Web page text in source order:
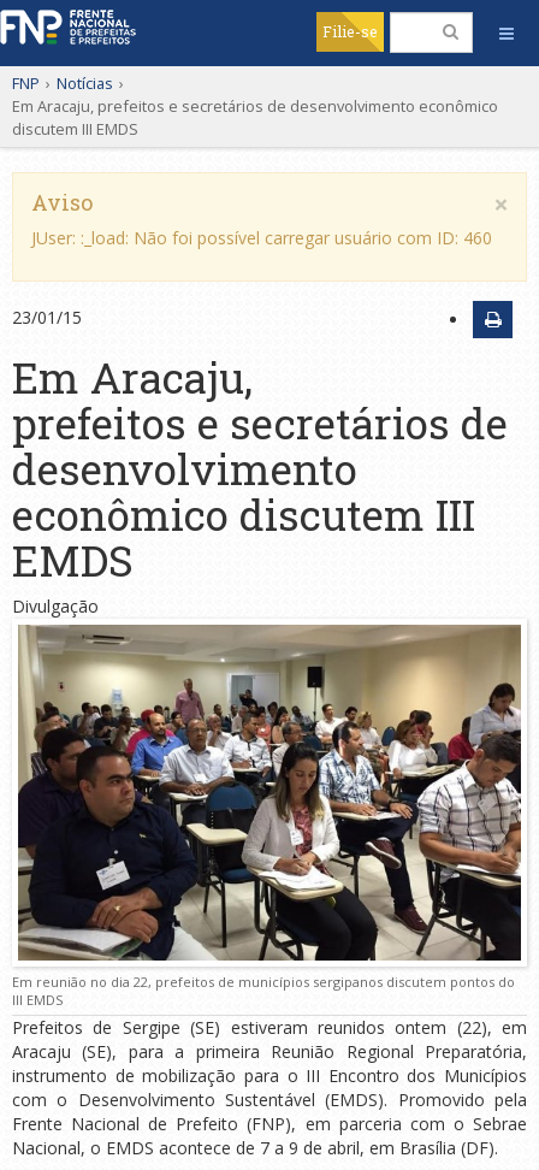
Filie-se
FNP › Notícias ›
Em Aracaju, prefeitos e secretários de desenvolvimento econômico
discutem III EMDS
×
Aviso
JUser: :_load: Não foi possível carregar usuário com ID: 460
23/01/15
Em Aracaju,
prefeitos e secretários de
desenvolvimento
econômico discutem III
EMDS
Divulgação
Em reunião no dia 22, prefeitos de municípios sergipanos discutem pontos do
III EMDS
Prefeitos de Sergipe (SE) estiveram reunidos ontem (22), em
Aracaju (SE), para a primeira Reunião Regional Preparatória,
instrumento de mobilização para o III Encontro dos Municípios
com o Desenvolvimento Sustentável (EMDS). Promovido pela
Frente Nacional de Prefeito (FNP), em parceria com o Sebrae
Nacional, o EMDS acontece de 7 a 9 de abril, em Brasília (DF).